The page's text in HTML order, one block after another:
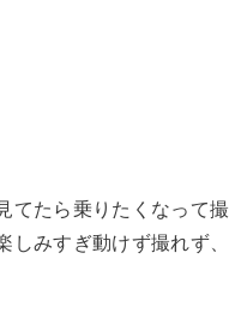
てたら乗りたくなって
しみすぎ動けず撮れず